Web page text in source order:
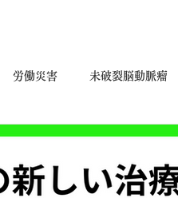
労働災害 未破裂脳動脈瘤
画像検査 低髄液圧症候群